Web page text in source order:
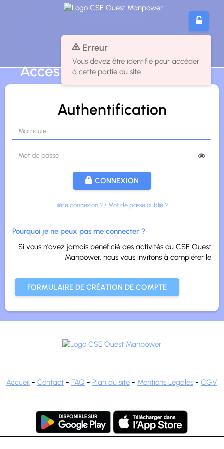
Accès membres
Authentification
CONNEXION
1ière connexion ? / Mot de passe oublié ?
Pourquoi je ne peux pas me connecter ?
Si vous n'avez jamais bénéficié des activités du CSE Ouest
Manpower, nous vous invitons à compléter le
FORMULAIRE DE CRÉATION DE COMPTE
Accueil - Contact - FAQ - Plan du site - Mentions Légales - CGV
Erreur
Vous devez être identifié pour accéder
à cette partie du site.
Panneau de gestion des cookies